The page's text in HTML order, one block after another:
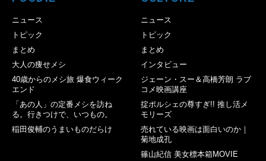
ニュース
トピック
まとめ
大人の痩せメシ
40歳からのメシ旅 爆食ウィーク
エンド
「あの人」の定番メシを訪ね
る。行きつけで、いつもの。
稲田俊輔のうまいものだらけ
ニュース
トピック
まとめ
インタビュー
ジェーン・スー＆高橋芳朗 ラブ
コメ映画講座
掟ポルシェの尊すぎ!! 推し活メ
モリーズ
売れている映画は面白いのか｜
菊地成孔
篠山紀信 美女標本箱MOVIE